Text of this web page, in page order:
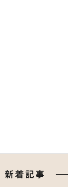
新着記事